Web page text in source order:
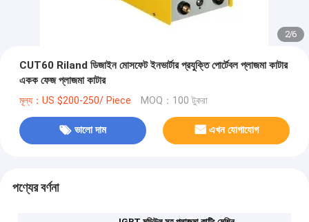
2/6
CUT60 Riland ডিজাইন মোসফেট ইনভার্টার প্রযুক্তি পোর্টেবল প্লাজমা কাটার
একক ফেজ প্লাজমা কাটার
মূল্য：US $200-250/ Piece MOQ：100 টুকরা
ভালো দাম এখন যোগাযোগ
পণ্যের বর্ণনা